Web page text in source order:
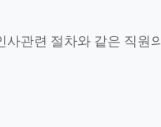
관련 절차와 같은 직